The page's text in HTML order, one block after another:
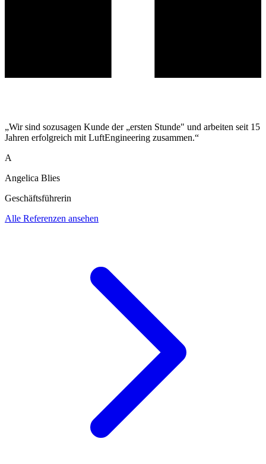
„Wir sind sozusagen Kunde der „ersten Stunde" und arbeiten seit 15
Jahren erfolgreich mit LuftEngineering zusammen.“
A
Angelica Blies
Geschäftsführerin
Alle Referenzen ansehen